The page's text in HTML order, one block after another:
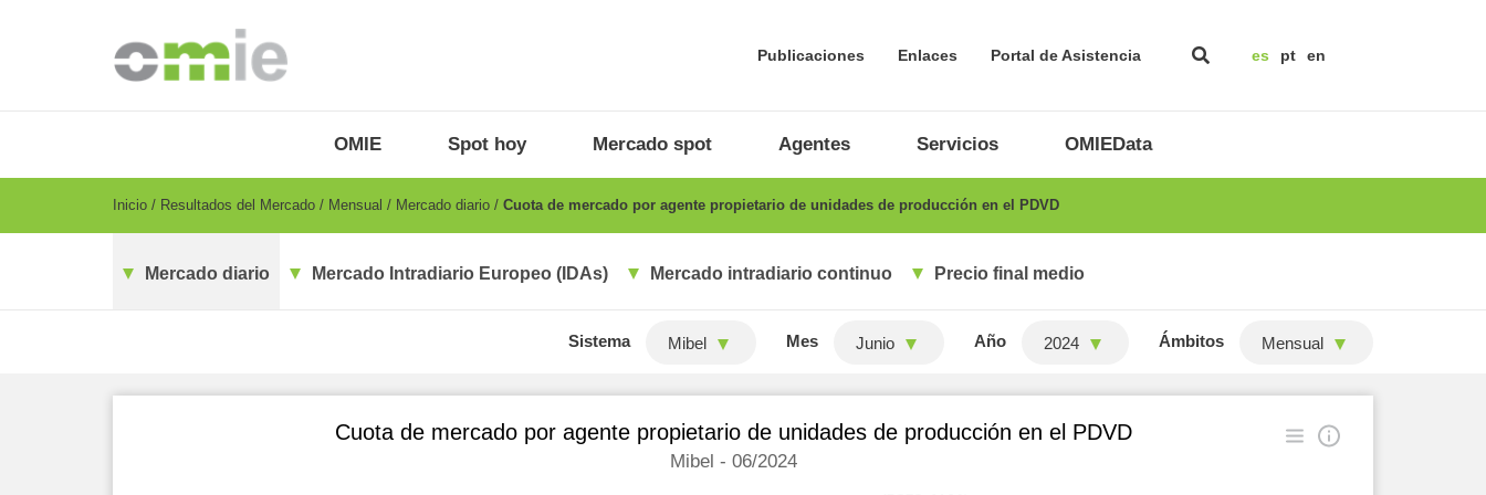
Publicaciones Enlaces Portal de Asistencia es pt en
ES
OMIE Spot hoy Mercado spot Agentes Servicios OMIEData
Breadcrumb
Inicio Resultados del Mercado Mensual Mercado diario Cuota de mercado por agente propietario de unidades de producción en el PDVD
Mercado diario Mercado Intradiario Europeo (IDAs) Mercado intradiario continuo Precio final medio
Sistema Mibel Mes Junio Año 2024 Ámbitos Mensual
Cuota de mercado por agente propietario de unidades de producción en el PDVD
Mibel - 06/2024